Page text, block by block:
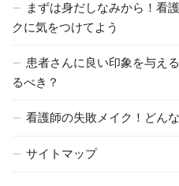
まずは身だしなみから！看
クに気をつけてよう
患者さんに良い印象を与え
るべき？
看護師の失敗メイク！どん
サイトマップ